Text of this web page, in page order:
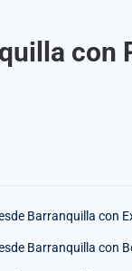
con
Barranquilla con
Barranquilla con